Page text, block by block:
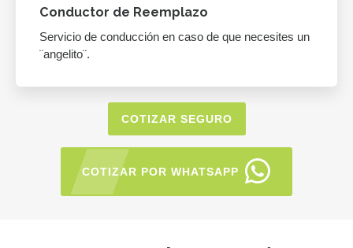
Conductor de Reemplazo
Servicio de conducción en caso de que necesites un
¨angelito¨.
COTIZAR SEGURO
COTIZAR POR WHATSAPP